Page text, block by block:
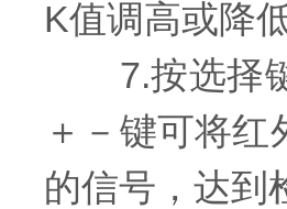
K值调高或降
7.按选择键
＋－键可将
的信号，达到